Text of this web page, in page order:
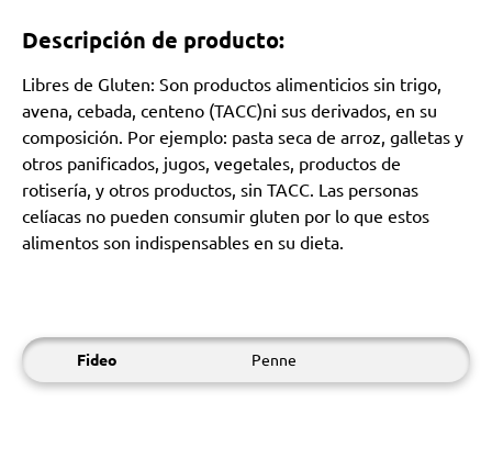
Descripción de producto:
Libres de Gluten: Son productos alimenticios sin trigo,
avena, cebada, centeno (TACC)ni sus derivados, en su
composición. Por ejemplo: pasta seca de arroz, galletas y
otros panificados, jugos, vegetales, productos de
rotisería, y otros productos, sin TACC. Las personas
celíacas no pueden consumir gluten por lo que estos
alimentos son indispensables en su dieta.
Fideo Penne